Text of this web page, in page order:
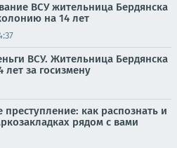
ВСУ жительница Бердянска
на 14 лет
ВСУ. Жительница Бердянска
лет за госизмену
преступление: как распознать и
рядом с вами